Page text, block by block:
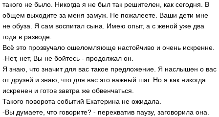
такого не было. Никогда я не был так решителен, как сегодня. В
общем выходите за меня замуж. Не пожалеете. Ваши дети мне
не обуза. Я сам воспитал сына. Имею опыт, а с женой уже два
года в разводе.
Всё это прозвучало ошеломляюще настойчиво и очень искренне.
-Нет, нет, Вы не бойтесь - продолжал он.
Я знаю, что значит для вас такое предложение. Я наслышен о вас
от друзей и знаю, что для вас это важный шаг. Но я как никогда
искренен и готов завтра же обвенчаться.
Такого поворота событий Екатерина не ожидала.
-Вы думаете, что говорите? - перехватив паузу, заговорила она.